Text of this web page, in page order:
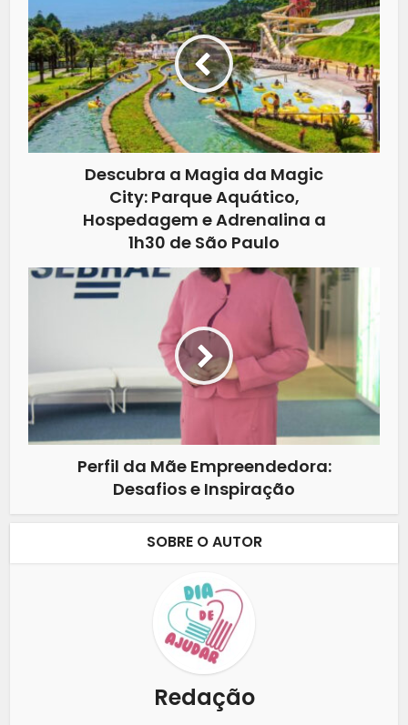
Descubra a Magia da Magic
City: Parque Aquático,
Hospedagem e Adrenalina a
1h30 de São Paulo
Perfil da Mãe Empreendedora:
Desafios e Inspiração
SOBRE O AUTOR
Redação